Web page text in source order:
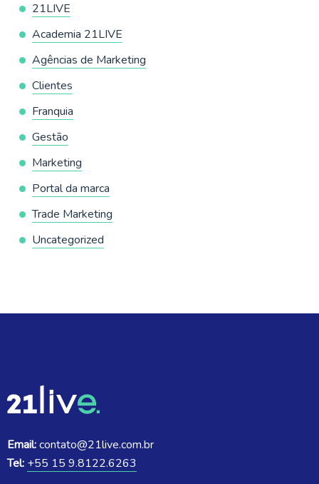
21LIVE
Academia 21LIVE
Agências de Marketing
Clientes
Franquia
Gestão
Marketing
Portal da marca
Trade Marketing
Uncategorized
Email:contato@21live.com.br
Tel: +55 15 9.8122.6263